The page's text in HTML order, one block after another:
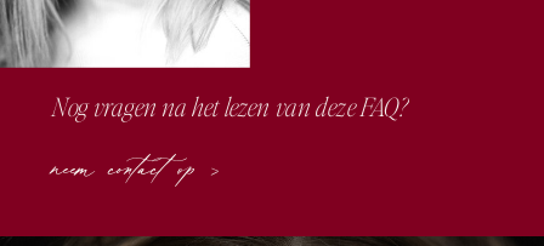
neem contact op >
Nog vragen na het lezen van deze FAQ?